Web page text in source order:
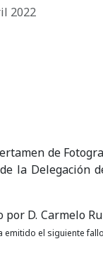
2022
de
la Delegación
por D. Carmelo
emitido el siguiente